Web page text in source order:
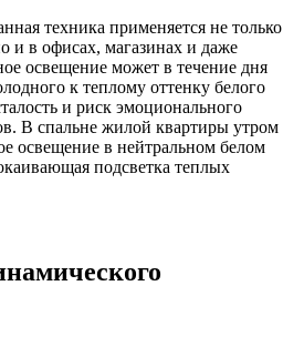
техника применяется не только
в офисах, магазинах и даже
освещение может в течение дня
к теплому оттенку белого
и риск эмоционального
В спальне жилой квартиры утром
освещение в нейтральном белом
подсветка теплых